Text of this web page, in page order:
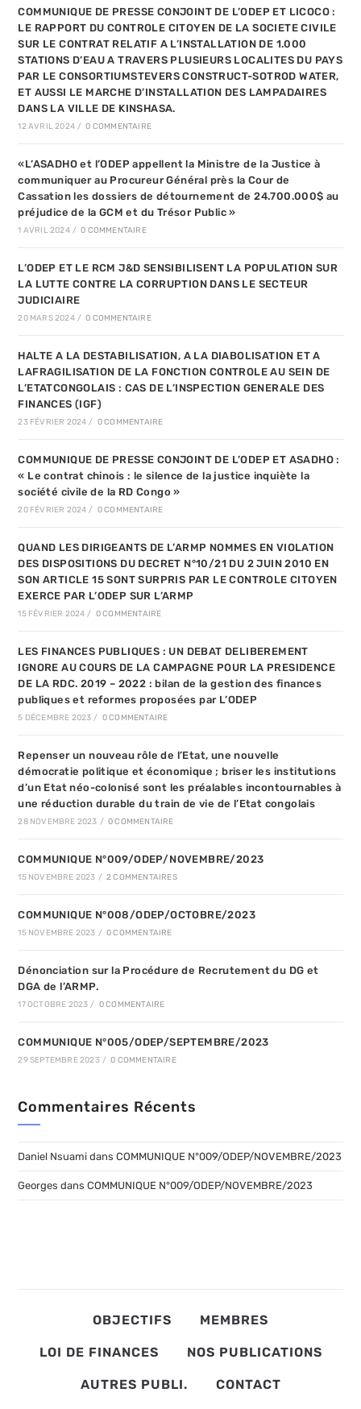
COMMUNIQUE DE PRESSE CONJOINT DE L’ODEP ET LICOCO :
LE RAPPORT DU CONTROLE CITOYEN DE LA SOCIETE CIVILE
SUR LE CONTRAT RELATIF A L’INSTALLATION DE 1.000
STATIONS D’EAU A TRAVERS PLUSIEURS LOCALITES DU PAYS
PAR LE CONSORTIUMSTEVERS CONSTRUCT-SOTROD WATER,
ET AUSSI LE MARCHE D’INSTALLATION DES LAMPADAIRES
DANS LA VILLE DE KINSHASA.
12 AVRIL 2024 / 0 COMMENTAIRE
«L’ASADHO et l’ODEP appellent la Ministre de la Justice à
communiquer au Procureur Général près la Cour de
Cassation les dossiers de détournement de 24.700.000$ au
préjudice de la GCM et du Trésor Public »
1 AVRIL 2024 / 0 COMMENTAIRE
L’ODEP ET LE RCM J&D SENSIBILISENT LA POPULATION SUR
LA LUTTE CONTRE LA CORRUPTION DANS LE SECTEUR
JUDICIAIRE
20 MARS 2024 / 0 COMMENTAIRE
HALTE A LA DESTABILISATION, A LA DIABOLISATION ET A
LAFRAGILISATION DE LA FONCTION CONTROLE AU SEIN DE
L’ETATCONGOLAIS : CAS DE L’INSPECTION GENERALE DES
FINANCES (IGF)
23 FÉVRIER 2024 / 0 COMMENTAIRE
COMMUNIQUE DE PRESSE CONJOINT DE L’ODEP ET ASADHO :
« Le contrat chinois : le silence de la justice inquiète la
société civile de la RD Congo »
20 FÉVRIER 2024 / 0 COMMENTAIRE
QUAND LES DIRIGEANTS DE L’ARMP NOMMES EN VIOLATION
DES DISPOSITIONS DU DECRET N°10/21 DU 2 JUIN 2010 EN
SON ARTICLE 15 SONT SURPRIS PAR LE CONTROLE CITOYEN
EXERCE PAR L’ODEP SUR L’ARMP
15 FÉVRIER 2024 / 0 COMMENTAIRE
LES FINANCES PUBLIQUES : UN DEBAT DELIBEREMENT
IGNORE AU COURS DE LA CAMPAGNE POUR LA PRESIDENCE
DE LA RDC. 2019 – 2022 : bilan de la gestion des finances
publiques et reformes proposées par L’ODEP
5 DÉCEMBRE 2023 / 0 COMMENTAIRE
Repenser un nouveau rôle de l’Etat, une nouvelle
démocratie politique et économique ; briser les institutions
d’un Etat néo-colonisé sont les préalables incontournables à
une réduction durable du train de vie de l’Etat congolais
28 NOVEMBRE 2023 / 0 COMMENTAIRE
COMMUNIQUE N°009/ODEP/NOVEMBRE/2023
15 NOVEMBRE 2023 / 2 COMMENTAIRES
COMMUNIQUE N°008/ODEP/OCTOBRE/2023
15 NOVEMBRE 2023 / 0 COMMENTAIRE
Dénonciation sur la Procédure de Recrutement du DG et
DGA de l’ARMP.
17 OCTOBRE 2023 / 0 COMMENTAIRE
COMMUNIQUE N°005/ODEP/SEPTEMBRE/2023
29 SEPTEMBRE 2023 / 0 COMMENTAIRE
Commentaires Récents
Daniel Nsuami dansCOMMUNIQUE N°009/ODEP/NOVEMBRE/2023
Georges dansCOMMUNIQUE N°009/ODEP/NOVEMBRE/2023
OBJECTIFS MEMBRES
LOI DE FINANCES NOS PUBLICATIONS
AUTRES PUBLI. CONTACT